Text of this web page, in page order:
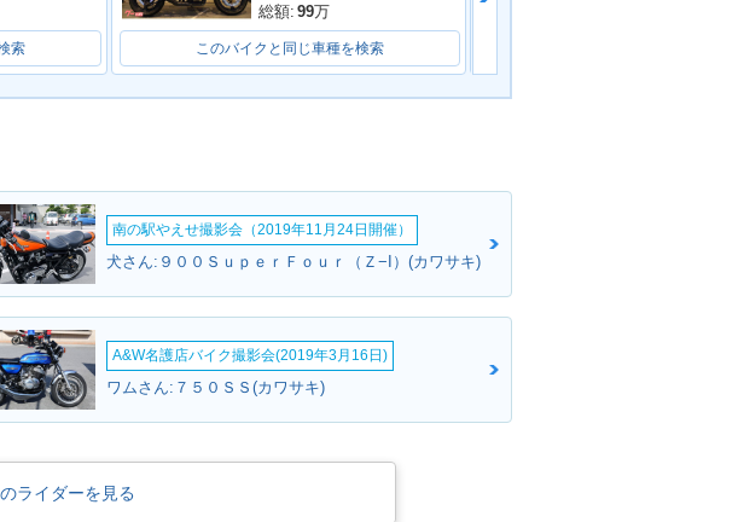
索
総額: 99万
このバイクと同じ車種を検索
南の駅やえせ撮影会（2019年11月24日開催）
犬さん:９００ＳｕｐｅｒＦｏｕｒ（Ｚ−I）(カワサキ)
A&W名護店バイク撮影会(2019年3月16日)
ワムさん:７５０ＳＳ(カワサキ)
ライダーを見る